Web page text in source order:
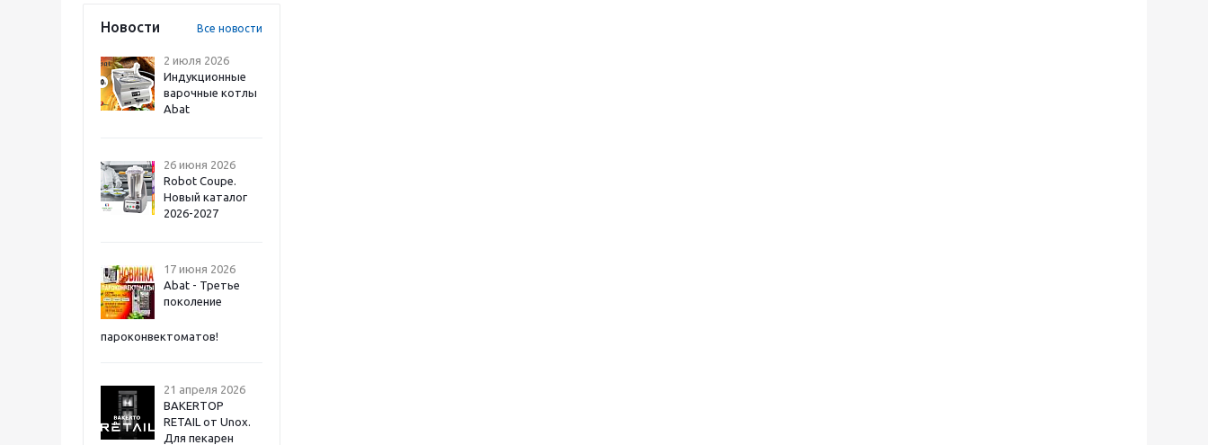
Новости Все новости
2 июля 2026
Индукционные
варочные котлы
Abat
26 июня 2026
Robot Coupe.
Новый каталог
2026-2027
17 июня 2026
Abat - Третье
поколение
пароконвектоматов!
21 апреля 2026
BAKERTOP
RETAIL от Unox.
Для пекарен